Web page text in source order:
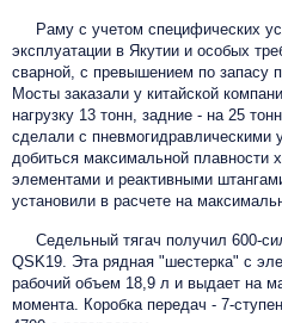
Раму с учетом специфических
эксплуатации в Якутии и особых
сварной, с превышением по запасу
Мосты заказали у китайской
нагрузку 13 тонн, задние - на 25
сделали с пневмогидравлическими
добиться максимальной
элементами и реактивными
установили в расчете на
Седельный тягач получил 600-
QSK19. Эта рядная "шестерка" c
рабочий объем 18,9 л и выдает на
момента. Коробка передач - 7-